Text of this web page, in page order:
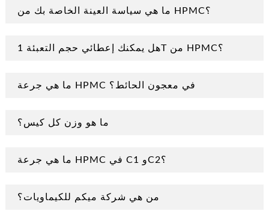
ما هي سياسة العينة الخاصة بك من HPMC؟
هل يمكنك إعطائي حجم التعبئة 1T من HPMC؟
ما هي جرعة HPMC في معجون الحائط؟
ما هو وزن كل كيس؟
ما هي جرعة HPMC في C1 وC2؟
من هي شركة ميكم للكيماويات؟